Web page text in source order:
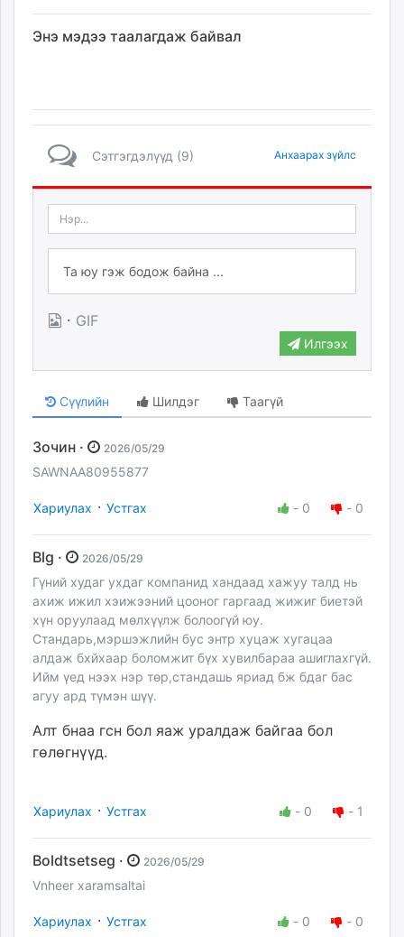
Энэ мэдээ таалагдаж байвал
Сэтгэгдэлүүд (9) Анхаарах зүйлс
· GIF
Илгээх
Сүүлийн Шилдэг Таагүй
Зочин · 2026/05/29
SAWNAA80955877
Хариулах · Устгах - 0 - 0
Blg · 2026/05/29
Гүний худаг ухдаг компанид хандаад хажуу талд нь
ахиж ижил хэижээний цооног гаргаад жижиг биетэй
хүн оруулаад мөлхүүлж болоогүй юу.
Стандарь,мэршэжлийн бус энтр хуцаж хугацаа
алдаж бхйхаар боломжит бүх хувилбараа ашиглахгүй.
Ийм үед нээх нэр төр,стандашь яриад бж бдаг бас
агуу ард түмэн шүү.
Алт бнаа гсн бол яаж уралдаж байгаа бол
гөлөгнүүд.
Хариулах · Устгах - 0 - 1
Boldtsetseg · 2026/05/29
Vnheer xaramsaltai
Хариулах · Устгах - 0 - 0